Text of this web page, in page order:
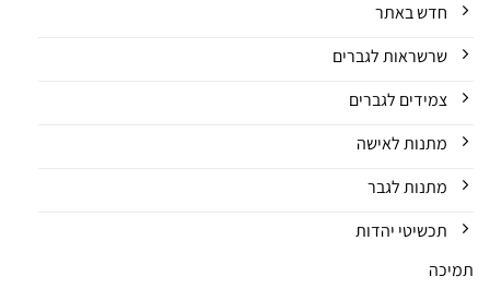
חדש באתר
שרשראות לגברים
צמידים לגברים
מתנות לאישה
מתנות לגבר
תכשיטי יהדות
תמיכה